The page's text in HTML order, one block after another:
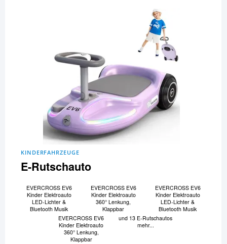
KINDERFAHRZEUGE
E-Rutschauto
EVERCROSS EV6
Kinder Elektroauto
LED-Lichter &
Bluetooth Musik
EVERCROSS EV6
Kinder Elektroauto
360° Lenkung,
Klappbar
EVERCROSS EV6
Kinder Elektroauto
LED-Lichter &
Bluetooth Musik
EVERCROSS EV6
Kinder Elektroauto
360° Lenkung,
Klappbar
und 13 E-Rutschautos
mehr...